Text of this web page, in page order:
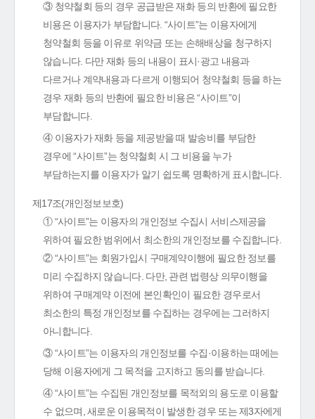
③ 청약철회 등의 경우 공급받은 재화 등의 반환에 필요한
비용은 이용자가 부담합니다. “사이트”는 이용자에게
청약철회 등을 이유로 위약금 또는 손해배상을 청구하지
않습니다. 다만 재화 등의 내용이 표시·광고 내용과
다르거나 계약내용과 다르게 이행되어 청약철회 등을 하는
경우 재화 등의 반환에 필요한 비용은 “사이트”이
부담합니다.
④ 이용자가 재화 등을 제공받을 때 발송비를 부담한
경우에 “사이트”는 청약철회 시 그 비용을 누가
부담하는지를 이용자가 알기 쉽도록 명확하게 표시합니다.
제17조(개인정보보호)
① “사이트”는 이용자의 개인정보 수집시 서비스제공을
위하여 필요한 범위에서 최소한의 개인정보를 수집합니다.
② “사이트”는 회원가입시 구매계약이행에 필요한 정보를
미리 수집하지 않습니다. 다만, 관련 법령상 의무이행을
위하여 구매계약 이전에 본인확인이 필요한 경우로서
최소한의 특정 개인정보를 수집하는 경우에는 그러하지
아니합니다.
③ “사이트”는 이용자의 개인정보를 수집·이용하는 때에는
당해 이용자에게 그 목적을 고지하고 동의를 받습니다.
④ “사이트”는 수집된 개인정보를 목적외의 용도로 이용할
수 없으며, 새로운 이용목적이 발생한 경우 또는 제3자에게